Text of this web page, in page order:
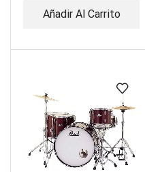
Añadir Al Carrito